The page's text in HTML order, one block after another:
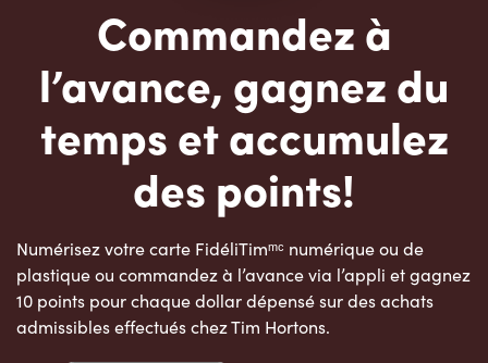
Commandez à
l’avance, gagnez du
temps et accumulez
des points!
Numérisez votre carte FidéliTimᵐᶜ numérique ou de
plastique ou commandez à l’avance via l’appli et gagnez
10 points pour chaque dollar dépensé sur des achats
admissibles effectués chez Tim Hortons.